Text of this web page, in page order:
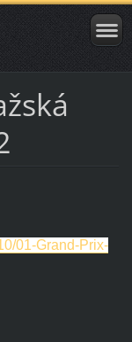
01-Grand-Prix-